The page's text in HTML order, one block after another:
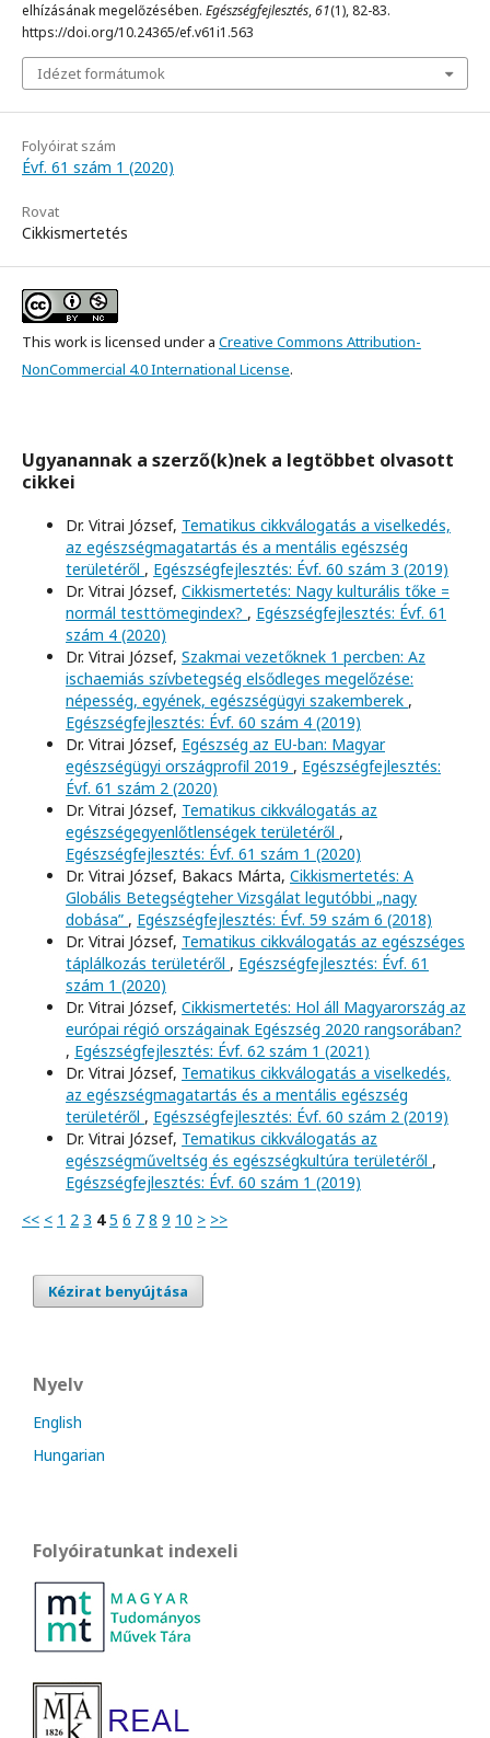
elhízásának megelőzésében. Egészségfejlesztés,61(1), 82-83.
https://doi.org/10.24365/ef.v61i1.563
Idézet formátumok
Folyóirat szám
Évf. 61 szám 1 (2020)
Rovat
Cikkismertetés
This work is licensed under a Creative Commons Attribution-
NonCommercial 4.0 International License.
Ugyanannak a szerző(k)nek a legtöbbet olvasott
cikkei
Dr. Vitrai József, Tematikus cikkválogatás a viselkedés,
az egészségmagatartás és a mentális egészség
területéről , Egészségfejlesztés: Évf. 60 szám 3 (2019)
Dr. Vitrai József, Cikkismertetés: Nagy kulturális tőke =
normál testtömegindex? , Egészségfejlesztés: Évf. 61
szám 4 (2020)
Dr. Vitrai József, Szakmai vezetőknek 1 percben: Az
ischaemiás szívbetegség elsődleges megelőzése:
népesség, egyének, egészségügyi szakemberek ,
Egészségfejlesztés: Évf. 60 szám 4 (2019)
Dr. Vitrai József, Egészség az EU-ban: Magyar
egészségügyi országprofil 2019 , Egészségfejlesztés:
Évf. 61 szám 2 (2020)
Dr. Vitrai József, Tematikus cikkválogatás az
egészségegyenlőtlenségek területéről ,
Egészségfejlesztés: Évf. 61 szám 1 (2020)
Dr. Vitrai József, Bakacs Márta, Cikkismertetés: A
Globális Betegségteher Vizsgálat legutóbbi „nagy
dobása” , Egészségfejlesztés: Évf. 59 szám 6 (2018)
Dr. Vitrai József, Tematikus cikkválogatás az egészséges
táplálkozás területéről , Egészségfejlesztés: Évf. 61
szám 1 (2020)
Dr. Vitrai József, Cikkismertetés: Hol áll Magyarország az
európai régió országainak Egészség 2020 rangsorában?
, Egészségfejlesztés: Évf. 62 szám 1 (2021)
Dr. Vitrai József, Tematikus cikkválogatás a viselkedés,
az egészségmagatartás és a mentális egészség
területéről , Egészségfejlesztés: Évf. 60 szám 2 (2019)
Dr. Vitrai József, Tematikus cikkválogatás az
egészségműveltség és egészségkultúra területéről ,
Egészségfejlesztés: Évf. 60 szám 1 (2019)
<< < 1 2 3 4 5 6 7 8 9 10 > >>
Kézirat benyújtása
Nyelv
English
Hungarian
Folyóiratunkat indexeli